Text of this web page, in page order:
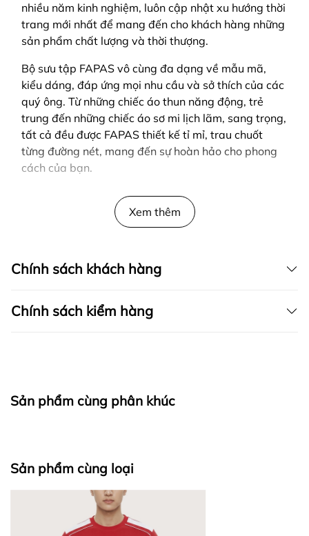
nhiều năm kinh nghiệm, luôn cập nhật xu hướng thời
trang mới nhất để mang đến cho khách hàng những
sản phẩm chất lượng và thời thượng.
Bộ sưu tập FAPAS vô cùng đa dạng về mẫu mã,
kiểu dáng, đáp ứng mọi nhu cầu và sở thích của các
quý ông. Từ những chiếc áo thun năng động, trẻ
trung đến những chiếc áo sơ mi lịch lãm, sang trọng,
tất cả đều được FAPAS thiết kế tỉ mỉ, trau chuốt
từng đường nét, mang đến sự hoàn hảo cho phong
cách của bạn.
SẢN PHẨM ĐƯỢC THIẾT KẾ BỞI FAPAS
Xem thêm
Chính sách khách hàng
Chính sách kiểm hàng
Sản phẩm cùng phân khúc
Sản phẩm cùng loại